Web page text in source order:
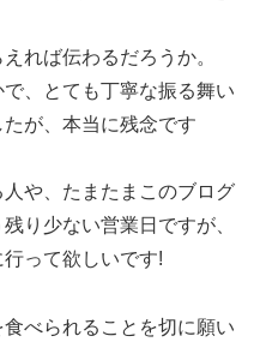
れば伝わるだろうか。
、とても丁寧な振る舞い
が、本当に残念です
や、たまたまこのブログ
り少ない営業日ですが、
って欲しいです!
べられることを切に願い